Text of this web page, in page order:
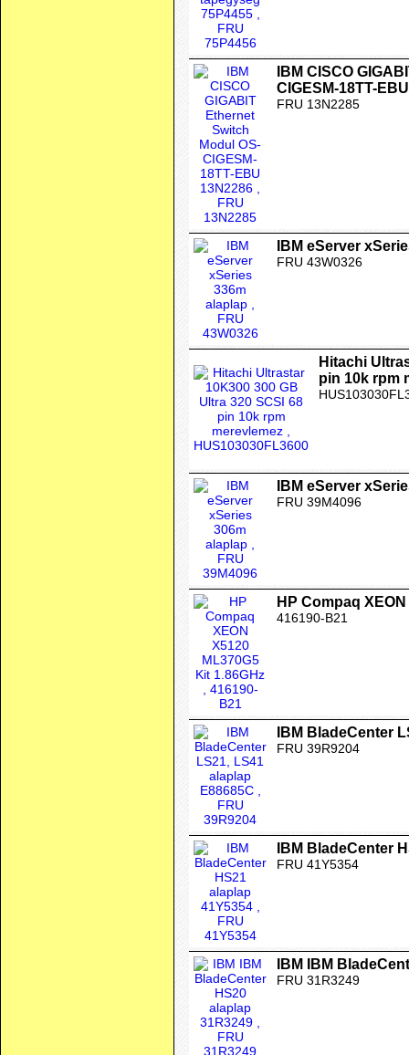
IBM CISCO
CIGESM-18TT-
FRU 13N2285
IBM eServer
FRU 43W0326
Hitachi
pin 10k rpm
IBM eServer
FRU 39M4096
HP Compaq
416190-B21
IBM BladeCenter
FRU 39R9204
IBM BladeCenter
FRU 41Y5354
IBM IBM
FRU 31R3249